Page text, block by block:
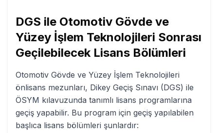
DGS ile Otomotiv Gövde ve
Yüzey İşlem Teknolojileri Sonrası
Geçilebilecek Lisans Bölümleri
Otomotiv Gövde ve Yüzey İşlem Teknolojileri
önlisans mezunları, Dikey Geçiş Sınavı (DGS) ile
ÖSYM kılavuzunda tanımlı lisans programlarına
geçiş yapabilir. Bu program için geçiş yapılabilen
başlıca lisans bölümleri şunlardır: